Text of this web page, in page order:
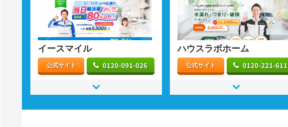
イースマイル
公式サイト 0120-091-026
ハウスラボホーム
公式サイト 0120-221-611